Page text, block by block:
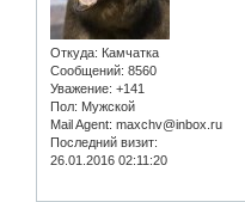
Откуда: Камчатка
Сообщений: 8560
Уважение: +141
Пол: Мужской
Mail Agent: maxchv@inbox.ru
Последний визит:
26.01.2016 02:11:20